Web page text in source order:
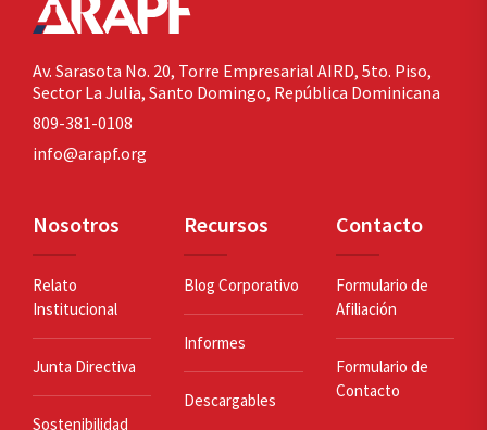
Av. Sarasota No. 20, Torre Empresarial AIRD, 5to. Piso,
Sector La Julia, Santo Domingo, República Dominicana
809-381-0108
info@arapf.org
Nosotros
Relato
Institucional
Junta Directiva
Sostenibilidad
Recursos
Blog Corporativo
Informes
Descargables
Contacto
Formulario de
Afiliación
Formulario de
Contacto